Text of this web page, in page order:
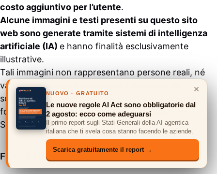
costo aggiuntivo per l’utente.
Alcune immagini e testi presenti su questo sito
web sono generate tramite sistemi di intelligenza
artificiale (IA) e hanno finalità esclusivamente
illustrative.
Tali immagini non rappresentano persone reali, né
vanno intese come fotografie autentiche dei
soggetti. Per chiarimenti, segnalazioni o istanze
formali è possibile contattare laDIVISIONE DI
SUPPORTO .
FONTE UFFICIALE GOOGLE NEWS
×
NUOVO · GRATUITO
Le nuove regole AI Act sono obbligatorie dal
2 agosto: ecco come adeguarsi
Il primo report sugli Stati Generali della AI agentica
italiana che ti svela cosa stanno facendo le aziende.
Scarica gratuitamente il report →